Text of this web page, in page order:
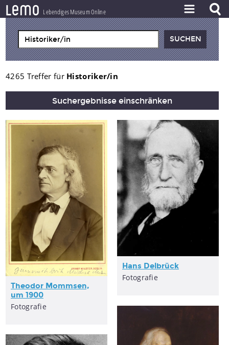
lemo Lebendiges Museum Online
ZEITSTRAHL
THEMEN
ZEITZEUGEN
BESTAND
4265 Treffer für Historiker/in
Suchergebnisse einschränken
Theodor Mommsen,
um 1900
Fotografie
Hans Delbrück
Fotografie